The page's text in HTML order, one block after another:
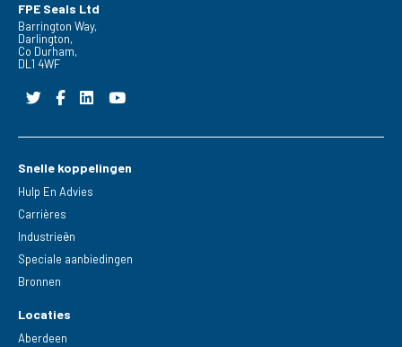
FPE Seals Ltd
Barrington Way,
Darlington,
Co Durham,
DL1 4WF
Snelle koppelingen
Hulp En Advies
Carrières
Industrieën
Speciale aanbiedingen
Bronnen
Locaties
Aberdeen